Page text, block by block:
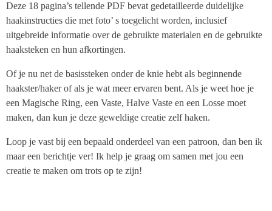
Deze 18 pagina’s tellende PDF bevat gedetailleerde duidelijke
haakinstructies die met foto’ s toegelicht worden, inclusief
uitgebreide informatie over de gebruikte materialen en de gebruikte
haaksteken en hun afkortingen.
Of je nu net de basissteken onder de knie hebt als beginnende
haakster/haker of als je wat meer ervaren bent. Als je weet hoe je
een Magische Ring, een Vaste, Halve Vaste en een Losse moet
maken, dan kun je deze geweldige creatie zelf haken.
Loop je vast bij een bepaald onderdeel van een patroon, dan ben ik
maar een berichtje ver! Ik help je graag om samen met jou een
creatie te maken om trots op te zijn!